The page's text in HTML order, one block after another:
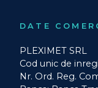
DATE
PLEXIMET SRL
Cod unic de
Nr. Ord. Reg.